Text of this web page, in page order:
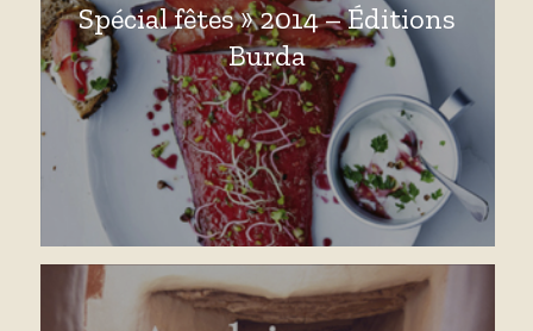
Spécial fêtes » 2014 – Éditions
Burda